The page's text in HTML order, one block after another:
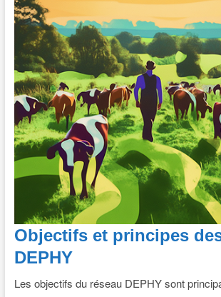
Objectifs et principes
DEPHY
Les objectifs du réseau DEPHY sont